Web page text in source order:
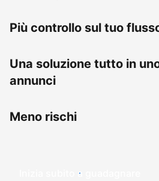
Più controllo sul tuo
Una soluzione tutto in
annunci
Meno rischi
Inizia subito a guadagnare